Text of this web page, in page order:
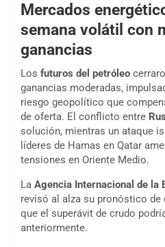
Mercados
semana volátil con
ganancias
Los futuros del petróleo
ganancias moderadas,
riesgo geopolítico que
de oferta. El conflicto entre
solución, mientras un ataque
líderes de Hamas en Qatar
tensiones en Oriente Medio.
La Agencia Internacional de la
revisó al alza su pronóstico
que el superávit de crudo
anteriormente.